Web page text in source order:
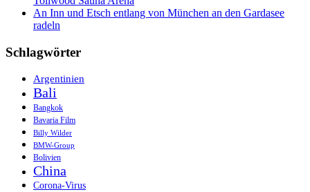
An Inn und Etsch entlang von München an den Gardasee
radeln
Schlagwörter
Argentinien
Bali
Bangkok
Bavaria Film
Billy Wilder
BMW-Group
Bolivien
China
Corona-Virus